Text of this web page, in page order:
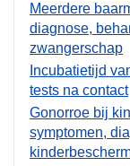
Meerdere
diagnose,
zwangerschap
Incubatietijd
tests na contact
Gonorroe bij
symptomen,